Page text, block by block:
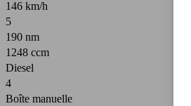
146 km/h
5
190 nm
1248 ccm
Diesel
4
Boîte manuelle